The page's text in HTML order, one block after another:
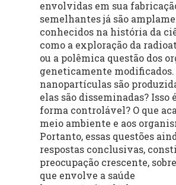
envolvidas em sua
semelhantes já são
conhecidos na história da
como a exploração da
ou a polêmica questão dos
geneticamente modificados.
nanopartículas são
elas são disseminadas? Isso
forma controlável? O que
meio ambiente e aos
Portanto, essas questões
respostas conclusivas,
preocupação crescente,
que envolve a saúde